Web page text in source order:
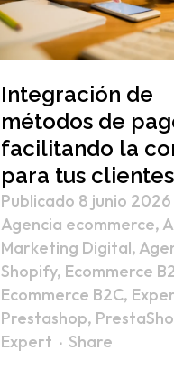
Integración de
métodos de
facilitando la
para tus clientes
Publicado 8 junio 2026
Agencia ecommerce,
Marketing Digital,
Shopify, Ecommerce
Ecommerce B2C,
Prestashop,
Expert
Share